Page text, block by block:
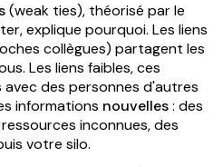
(weak ties), théorisé par le
explique pourquoi. Les liens
collègues) partagent les
Les liens faibles, ces
des personnes d'autres
informations nouvelles: des
inconnues, des
votre silo.